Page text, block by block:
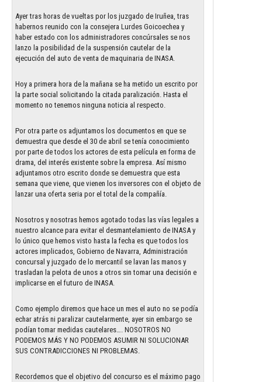
Ayer tras horas de vueltas por los juzgado de Iruñea, tras
habernos reunido con la consejera Lurdes Goicoechea y
haber estado con los administradores concúrsales se nos
lanzo la posibilidad de la suspensión cautelar de la
ejecución del auto de venta de maquinaria de INASA.
Hoy a primera hora de la mañana se ha metido un escrito por
la parte social solicitando la citada paralización. Hasta el
momento no tenemos ninguna noticia al respecto.
Por otra parte os adjuntamos los documentos en que se
demuestra que desde el 30 de abril se tenía conocimiento
por parte de todos los actores de esta película en forma de
drama, del interés existente sobre la empresa. Así mismo
adjuntamos otro escrito donde se demuestra que esta
semana que viene, que vienen los inversores con el objeto de
lanzar una oferta seria por el total de la compañía.
Nosotros y nosotras hemos agotado todas las vías legales a
nuestro alcance para evitar el desmantelamiento de INASA y
lo único que hemos visto hasta la fecha es que todos los
actores implicados, Gobierno de Navarra, Administración
concursal y juzgado de lo mercantil se lavan las manos y
trasladan la pelota de unos a otros sin tomar una decisión e
implicarse en el futuro de INASA.
Como ejemplo diremos que hace un mes el auto no se podía
echar atrás ni paralizar cautelarmente, ayer sin embargo se
podían tomar medidas cautelares…. NOSOTROS NO
PODEMOS MÁS Y NO PODEMOS ASUMIR NI SOLUCIONAR
SUS CONTRADICCIONES NI PROBLEMAS.
Recordemos que el objetivo del concurso es el máximo pago